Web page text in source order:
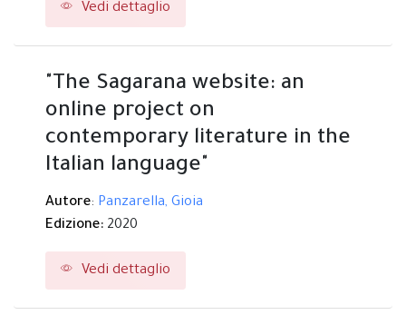
Vedi dettaglio
"The Sagarana website: an
online project on
contemporary literature in the
Italian language"
Autore: Panzarella, Gioia
Edizione: 2020
Vedi dettaglio